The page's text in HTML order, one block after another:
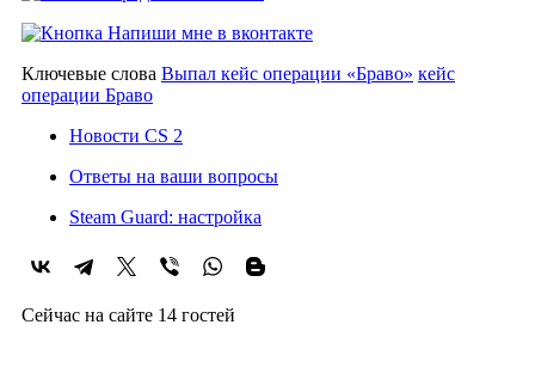
Ключевые слова Выпал кейс операции «Браво» кейс
операции Браво
Новости CS 2
Ответы на ваши вопросы
Steam Guard: настройка
Сейчас на сайте 14 гостей